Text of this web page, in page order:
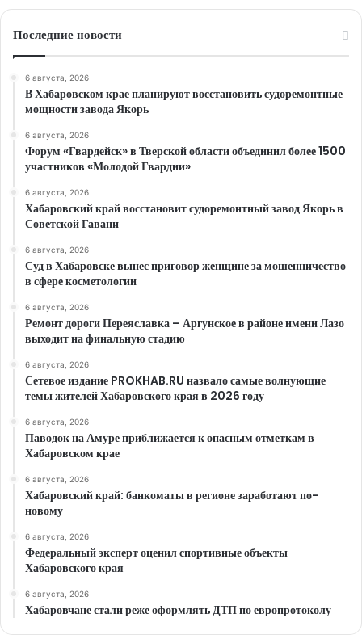
Последние новости
6 августа, 2026
В Хабаровском крае планируют восстановить судоремонтные
мощности завода Якорь
6 августа, 2026
Форум «Гвардейск» в Тверской области объединил более 1500
участников «Молодой Гвардии»
6 августа, 2026
Хабаровский край восстановит судоремонтный завод Якорь в
Советской Гавани
6 августа, 2026
Суд в Хабаровске вынес приговор женщине за мошенничество
в сфере косметологии
6 августа, 2026
Ремонт дороги Переяславка – Аргунское в районе имени Лазо
выходит на финальную стадию
6 августа, 2026
Сетевое издание PROKHAB.RU назвало самые волнующие
темы жителей Хабаровского края в 2026 году
6 августа, 2026
Паводок на Амуре приближается к опасным отметкам в
Хабаровском крае
6 августа, 2026
Хабаровский край: банкоматы в регионе заработают по-
новому
6 августа, 2026
Федеральный эксперт оценил спортивные объекты
Хабаровского края
6 августа, 2026
Хабаровчане стали реже оформлять ДТП по европротоколу